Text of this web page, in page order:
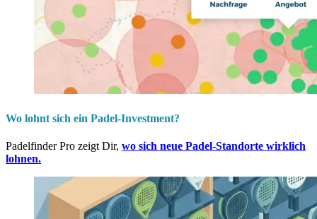
Wo lohnt sich ein Padel-Investment?
Padelfinder Pro zeigt Dir, wo sich neue Padel-Standorte wirklich
lohnen.